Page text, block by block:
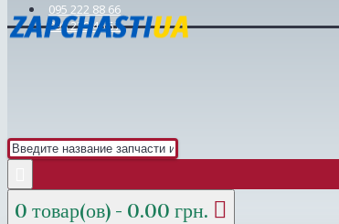
095 222 88 66
098 239 46 57
0 товар(ов) - 0.00 грн.